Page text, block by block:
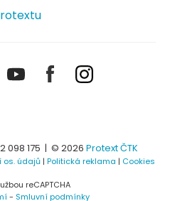
YoutubeFacebookInstagram
098 175 | © 2026 Protext ČTK
os. údajů| Politická reklama | Cookies
reCAPTCHA
- Smluvní podmínky